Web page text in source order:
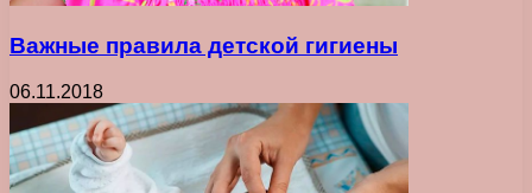
Важные правила детской гигиены
06.11.2018